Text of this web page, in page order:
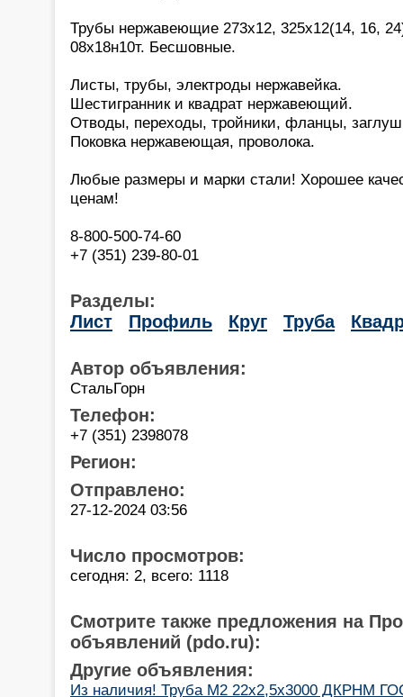
Трубы нержавеющие 273х12, 325х12(14, 16,
08х18н10т. Бесшовные.
Листы, трубы, электроды нержавейка.
Шестигранник и квадрат нержавеющий.
Отводы, переходы, тройники, фланцы,
Поковка нержавеющая, проволока.
Любые размеры и марки стали! Хорошее
ценам!
8-800-500-74-60
+7 (351) 239-80-01
Разделы:
Лист
Профиль Круг Труба
Автор объявления:
СтальГорн
Телефон:
+7 (351) 2398078
Регион:
Отправлено:
27-12-2024 03:56
Число просмотров:
сегодня: 2, всего: 1118
Смотрите также предложения на
объявлений (pdo.ru):
Другие объявления:
Из наличия! Труба М2 22х2,5х3000 ДКРНМ